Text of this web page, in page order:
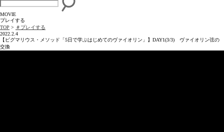
MOVIE
プレイする
TOP > ＃プレイする
2022.2.4
【ピグマリウス・メソッド「5日で学ぶはじめてのヴァイオリン」】DAY1(3/3) ヴァイオリン弦の
交換